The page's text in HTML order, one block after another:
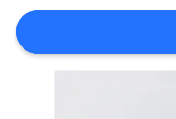
আবেদন